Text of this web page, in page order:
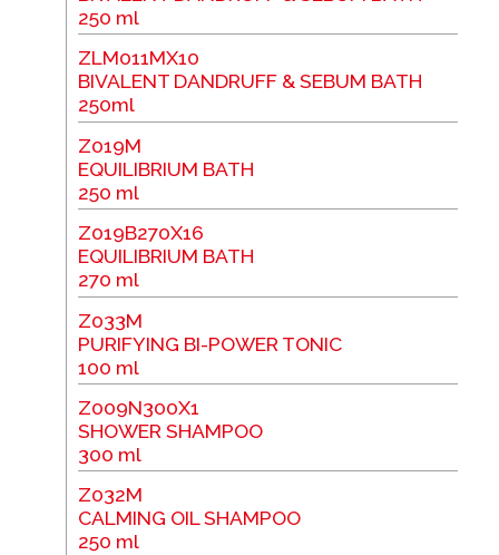
250 ml
ZLM011MX10
BIVALENT DANDRUFF & SEBUM BATH
250ml
Z019M
EQUILIBRIUM BATH
250 ml
Z019B270X16
EQUILIBRIUM BATH
270 ml
Z033M
PURIFYING BI-POWER TONIC
100 ml
Z009N300X1
SHOWER SHAMPOO
300 ml
Z032M
CALMING OIL SHAMPOO
250 ml